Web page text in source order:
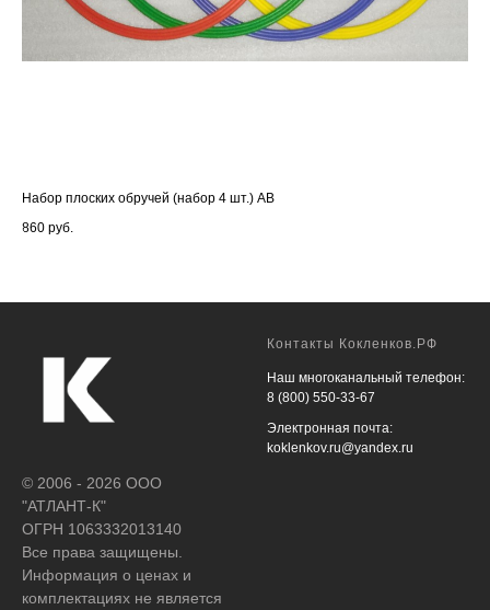
Набор плоских обручей (набор 4 шт.) АВ
860 руб.
© 2006 - 2026 ООО
"АТЛАНТ-К"
ОГРН 1063332013140
Все права защищены.
Информация о ценах и
комплектациях не является
Контакты Кокленков.РФ
Наш многоканальный телефон:
8 (800) 550-33-67
Электронная почта:
koklenkov.ru@yandex.ru